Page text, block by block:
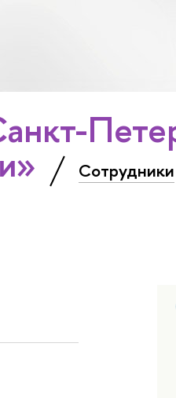
Сотрудники